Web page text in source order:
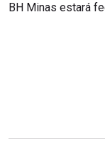
BH Minas estará